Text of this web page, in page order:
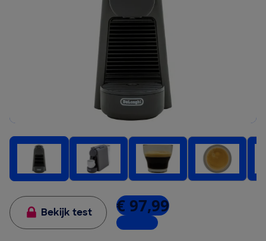
Bekijk test € 97,99
5 winkels